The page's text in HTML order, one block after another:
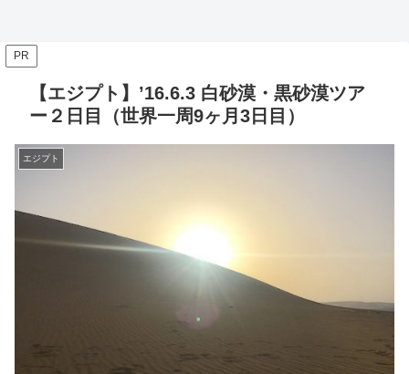
PR
【エジプト】’16.6.3 白砂漠・黒砂漠ツア
ー２日目（世界一周9ヶ月3日目）
エジプト